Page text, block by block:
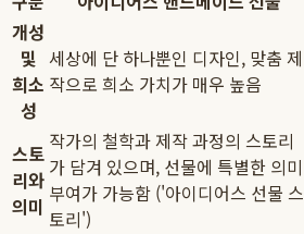
개성
및
희소
성
세상에 단 하나뿐인 디자인, 맞춤 제
작으로 희소 가치가 매우 높음
스토
리와
의미
작가의 철학과 제작 과정의 스토리
가 담겨 있으며, 선물에 특별한 의미
부여가 가능함 ('아이디어스 선물 스
토리')